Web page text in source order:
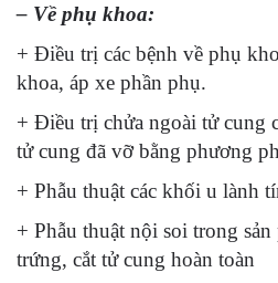
– Về phụ khoa:
+ Điều trị các bệnh về phụ
khoa, áp xe phần phụ.
+ Điều trị chửa ngoài tử cung
tử cung đã vỡ bằng phương
+ Phẫu thuật các khối u lành
+ Phẫu thuật nội soi trong
trứng, cắt tử cung hoàn toàn